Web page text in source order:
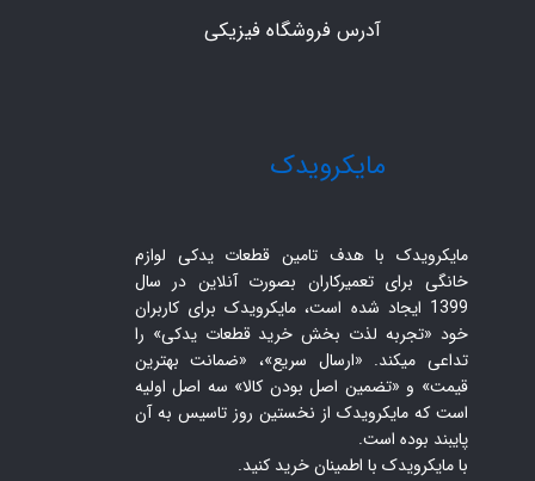
مایکرویدک با هدف تامین قطعات یدکی لوازم
خانگی برای تعمیرکاران بصورت آنلاین در سال
1399 ایجاد شده است، مایکرویدک برای کاربران
خود «تجربه لذت بخش خرید قطعات یدکی» را
تداعی میکند. «ارسال سریع»، «ضمانت بهترین
قیمت» و «تضمین اصل بودن کالا» سه اصل اولیه
است که مایکرویدک از نخستین روز تاسیس به آن
پایبند بوده است.
با مایکرویدک با اطمینان خرید کنید.​​​​​​​
​مایکرویدک
آدرس فروشگاه فیزیکی